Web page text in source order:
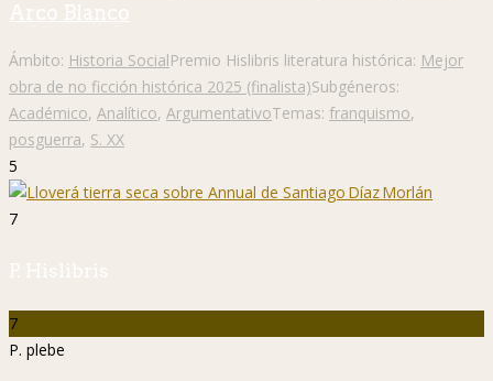
Arco Blanco
Ámbito: Historia SocialPremio Hislibris literatura histórica: Mejor
obra de no ficción histórica 2025 (finalista)Subgéneros:
Académico, Analítico, ArgumentativoTemas: franquismo,
posguerra, S. XX
5
7
P. Hislibris
7
P. plebe